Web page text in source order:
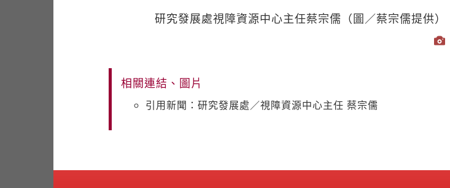
研究發展處視障資源中心主任蔡宗儒（圖／蔡宗儒提供）
相關連結、圖片
引用新聞：研究發展處／視障資源中心主任 蔡宗儒